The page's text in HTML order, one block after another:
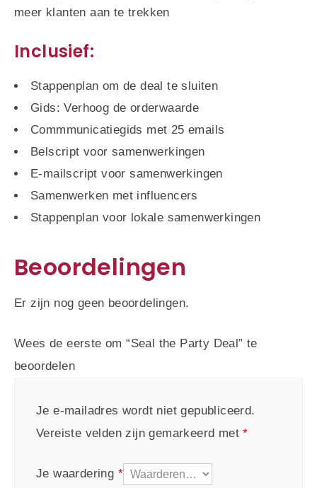
meer klanten aan te trekken
Inclusief:
Stappenplan om de deal te sluiten
Gids: Verhoog de orderwaarde
Commmunicatiegids met 25 emails
Belscript voor samenwerkingen
E-mailscript voor samenwerkingen
Samenwerken met influencers
Stappenplan voor lokale samenwerkingen
Beoordelingen
Er zijn nog geen beoordelingen.
Wees de eerste om “Seal the Party Deal” te
beoordelen
Je e-mailadres wordt niet gepubliceerd.
Vereiste velden zijn gemarkeerd met*
Je waardering *